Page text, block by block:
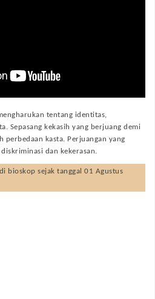
tentang identitas,
Sepasang kekasih yang berjuang demi
perbedaan kasta. Perjuangan yang
dan kekerasan.
bioskop sejak tanggal 01 Agustus